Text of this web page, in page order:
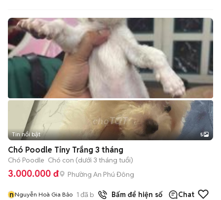
Tin nổi bật 5
Chó Poodle Tiny Trắng 3 tháng
Chó Poodle Chó con (dưới 3 tháng tuổi)
3.000.000 đ Phường An Phú Đông
nNguyễn Hoà Gia Bảo 1 đã bán Bấm để hiện số Chat